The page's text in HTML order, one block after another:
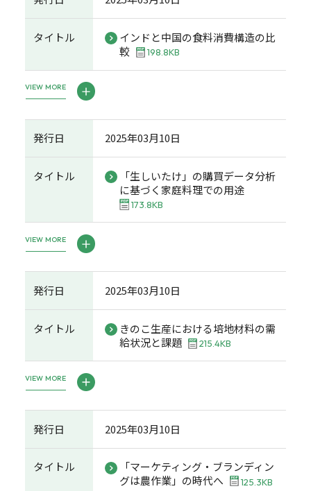
タイトル
インドと中国の食料消費構造の比
較
198.8KB
VIEW MORE
発行日 2025年03月10日
タイトル
「生しいたけ」の購買データ分析
に基づく家庭料理での用途
173.8KB
VIEW MORE
発行日 2025年03月10日
タイトル
きのこ生産における培地材料の需
給状況と課題
215.4KB
VIEW MORE
発行日 2025年03月10日
タイトル
「マーケティング・ブランディン
グは農作業」の時代へ
125.3KB